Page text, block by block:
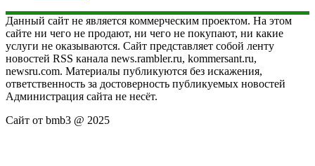
Данный сайт не является коммерческим проектом. На этом
сайте ни чего не продают, ни чего не покупают, ни какие
услуги не оказываются. Сайт представляет собой ленту
новостей RSS канала news.rambler.ru, kommersant.ru,
newsru.com. Материалы публикуются без искажения,
ответственность за достоверность публикуемых новостей
Администрация сайта не несёт.
Сайт от bmb3 @ 2025